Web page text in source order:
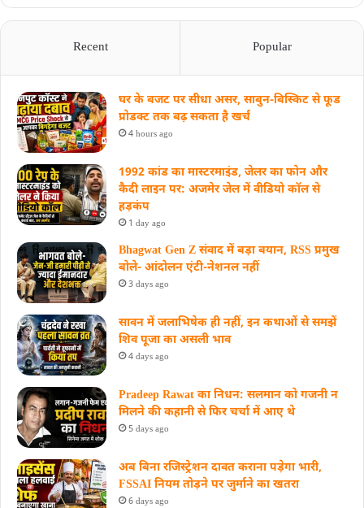
Recent Popular
घर के बजट पर सीधा असर, साबुन-बिस्किट से फूड
प्रोडक्ट तक बढ़ सकता है खर्च
4 hours ago
1992 कांड का मास्टरमाइंड, जेलर का फोन और
कैदी लाइन पर: अजमेर जेल में वीडियो कॉल से
हड़कंप
1 day ago
Bhagwat Gen Z संवाद में बड़ा बयान, RSS प्रमुख
बोले- आंदोलन एंटी-नेशनल नहीं
3 days ago
सावन में जलाभिषेक ही नहीं, इन कथाओं से समझें
शिव पूजा का असली भाव
4 days ago
Pradeep Rawat का निधन: सलमान को गजनी न
मिलने की कहानी से फिर चर्चा में आए थे
5 days ago
अब बिना रजिस्ट्रेशन दावत कराना पड़ेगा भारी,
FSSAI नियम तोड़ने पर जुर्माने का खतरा
6 days ago